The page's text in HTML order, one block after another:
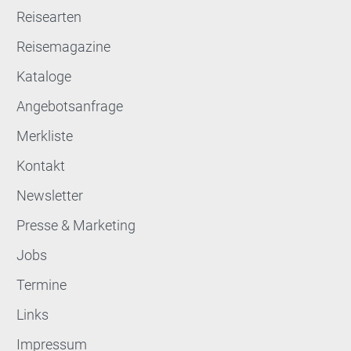
Reisearten
Reisemagazine
Kataloge
Angebotsanfrage
Merkliste
Kontakt
Newsletter
Presse & Marketing
Jobs
Termine
Links
Impressum